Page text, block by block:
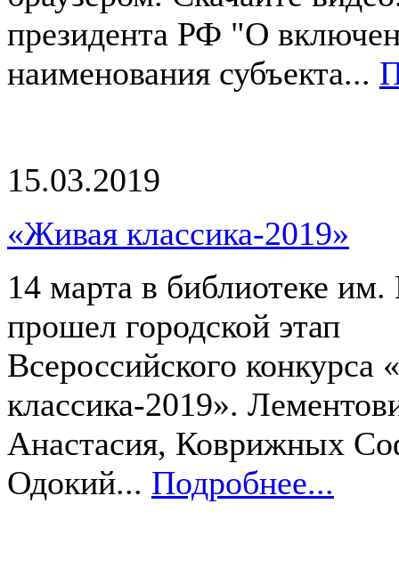
президента РФ "О
наименования субъекта...
15.03.2019
«Живая классика-2019»
14 марта в библиотеке им.
прошел городской этап
Всероссийского конкурса
классика-2019».
Анастасия, Коврижных
Одокий... Подробнее...